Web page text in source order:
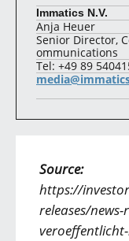
Immatics N.V.
Anja Heuer
Senior Director,
ommunications
Tel: +49 89
Source:
https://
releases/